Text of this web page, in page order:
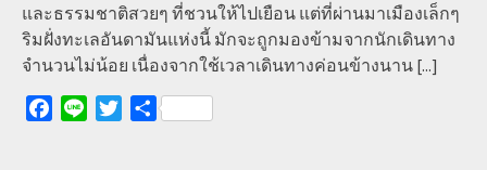
และธรรมชาติสวยๆ ที่ชวนให้ไปเยือน แต่ที่ผ่านมาเมืองเล็กๆ
ริมฝั่งทะเลอันดามันแห่งนี้ มักจะถูกมองข้ามจากนักเดินทาง
จำนวนไม่น้อย เนื่องจากใช้เวลาเดินทางค่อนข้างนาน [...]
Facebook
Line TwitterShare